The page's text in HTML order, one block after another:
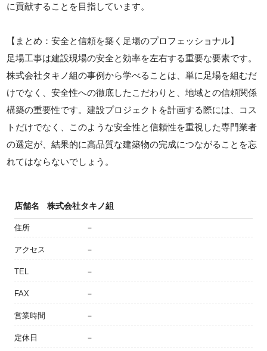
に貢献することを目指しています。
【まとめ：安全と信頼を築く足場のプロフェッショナル】
足場工事は建設現場の安全と効率を左右する重要な要素です。
株式会社タキノ組の事例から学べることは、単に足場を組むだ
けでなく、安全性への徹底したこだわりと、地域との信頼関係
構築の重要性です。建設プロジェクトを計画する際には、コス
トだけでなく、このような安全性と信頼性を重視した専門業者
の選定が、結果的に高品質な建築物の完成につながることを忘
れてはならないでしょう。
店舗名 株式会社タキノ組
住所 －
アクセス －
TEL －
FAX －
営業時間 －
定休日 －